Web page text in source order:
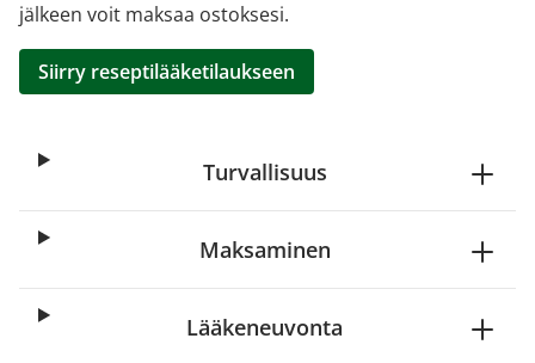
jälkeen voit maksaa ostoksesi.
Siirry reseptilääketilaukseen
Turvallisuus
Maksaminen
Lääkeneuvonta